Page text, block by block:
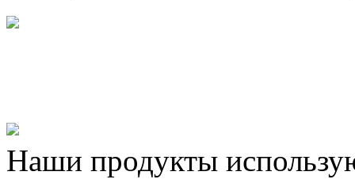
Наши продукты